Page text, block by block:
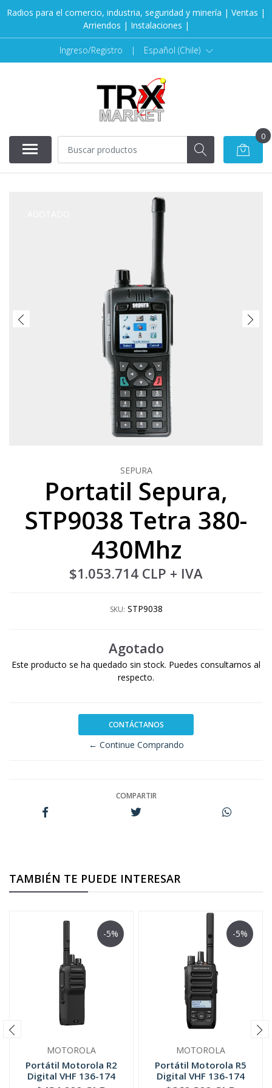
Radios para el comercio, industria, seguridad y minería | Ventas |
Arriendos | Instalaciones |
Ingreso/Registro | Español (Chile)
0
SEPURA
Portatil Sepura,
STP9038 Tetra 380-
430Mhz
$1.053.714 CLP + IVA
SKU: STP9038
Agotado
Este producto se ha quedado sin stock. Puedes consultarnos al
respecto.
CONTÁCTANOS
← Continue Comprando
COMPARTIR
TAMBIÉN TE PUEDE INTERESAR
-5%
MOTOROLA
Portátil Motorola R2
Digital VHF 136-174
-5%
MOTOROLA
Portátil Motorola R5
Digital VHF 136-174